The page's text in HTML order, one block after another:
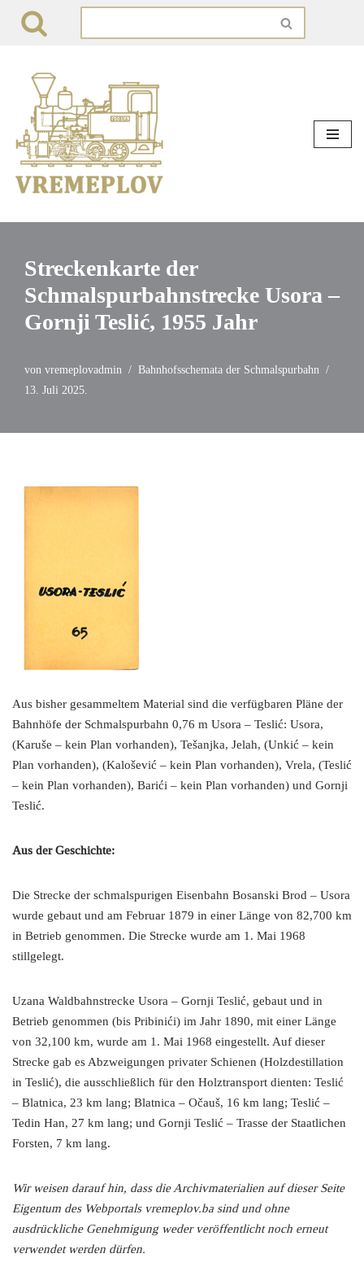
springen
Streckenkarte der
Schmalspurbahnstrecke Usora –
Gornji Teslić, 1955 Jahr
von vremeplovadmin
Bahnhofsschemata der Schmalspurbahn
13. Juli 2025.
Aus bisher gesammeltem Material sind die verfügbaren Pläne der
Bahnhöfe der Schmalspurbahn 0,76 m Usora – Teslić: Usora,
(Karuše – kein Plan vorhanden), Tešanjka, Jelah, (Unkić – kein
Plan vorhanden), (Kalošević – kein Plan vorhanden), Vrela, (Teslić
– kein Plan vorhanden), Barići – kein Plan vorhanden) und Gornji
Teslić.
Aus der Geschichte:
Die Strecke der schmalspurigen Eisenbahn Bosanski Brod – Usora
wurde gebaut und am Februar 1879 in einer Länge von 82,700 km
in Betrieb genommen. Die Strecke wurde am 1. Mai 1968
stillgelegt.
Uzana Waldbahnstrecke Usora – Gornji Teslić, gebaut und in
Betrieb genommen (bis Pribinići) im Jahr 1890, mit einer Länge
von 32,100 km, wurde am 1. Mai 1968 eingestellt. Auf dieser
Strecke gab es Abzweigungen privater Schienen (Holzdestillation
in Teslić), die ausschließlich für den Holztransport dienten: Teslić
– Blatnica, 23 km lang; Blatnica – Očauš, 16 km lang; Teslić –
Tedin Han, 27 km lang; und Gornji Teslić – Trasse der Staatlichen
Forsten, 7 km lang.
Wir weisen darauf hin, dass die Archivmaterialien auf dieser Seite
Eigentum des Webportals vremeplov.ba sind und ohne
ausdrückliche Genehmigung weder veröffentlicht noch erneut
verwendet werden dürfen.